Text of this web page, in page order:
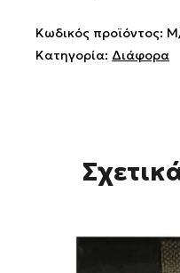
Κωδικός προϊόντος:
Κατηγορία: Διάφορα